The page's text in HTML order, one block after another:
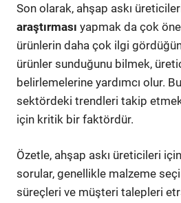
Son olarak, ahşap askı
araştırması yapmak da çok
ürünlerin daha çok ilgi
ürünler sunduğunu bilmek,
belirlemelerine yardımcı olur.
sektördeki trendleri takip
için kritik bir faktördür.
Özetle, ahşap askı üreticileri
sorular, genellikle malzeme
süreçleri ve müşteri talepleri